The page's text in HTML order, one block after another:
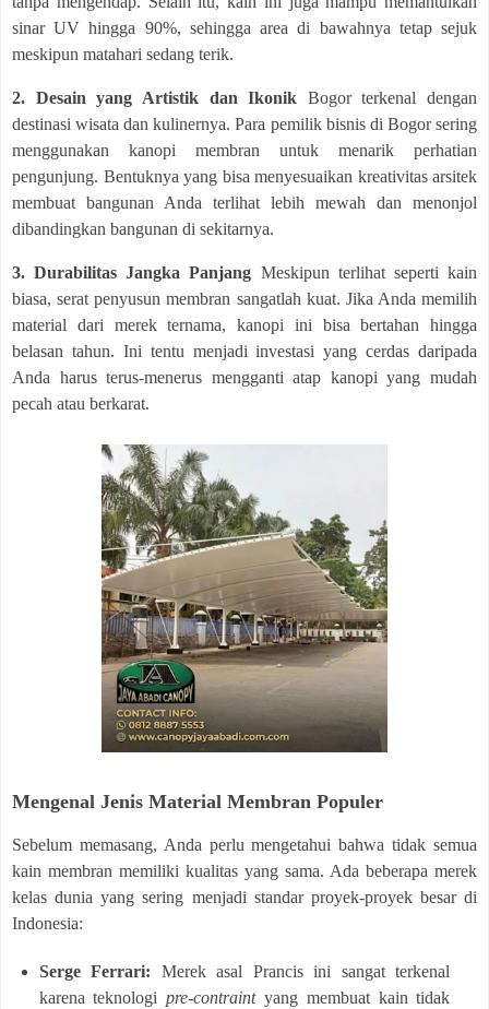
sinar UV hingga 90%, sehingga area di bawahnya tetap sejuk
meskipun matahari sedang terik.
2. Desain yang Artistik dan Ikonik Bogor terkenal dengan
destinasi wisata dan kulinernya. Para pemilik bisnis di Bogor sering
menggunakan kanopi membran untuk menarik perhatian
pengunjung. Bentuknya yang bisa menyesuaikan kreativitas arsitek
membuat bangunan Anda terlihat lebih mewah dan menonjol
dibandingkan bangunan di sekitarnya.
3. Durabilitas Jangka Panjang Meskipun terlihat seperti kain
biasa, serat penyusun membran sangatlah kuat. Jika Anda memilih
material dari merek ternama, kanopi ini bisa bertahan hingga
belasan tahun. Ini tentu menjadi investasi yang cerdas daripada
Anda harus terus-menerus mengganti atap kanopi yang mudah
pecah atau berkarat.
Mengenal Jenis Material Membran Populer
Sebelum memasang, Anda perlu mengetahui bahwa tidak semua
kain membran memiliki kualitas yang sama. Ada beberapa merek
kelas dunia yang sering menjadi standar proyek-proyek besar di
Indonesia:
Serge Ferrari: Merek asal Prancis ini sangat terkenal
karena teknologipre-contraintyang membuat kain tidak